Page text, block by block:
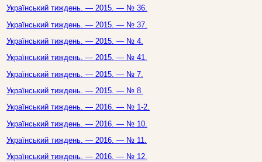
Український тиждень. — 2015. — № 36.
Український тиждень. — 2015. — № 37.
Український тиждень. — 2015. — № 4.
Український тиждень. — 2015. — № 41.
Український тиждень. — 2015. — № 7.
Український тиждень. — 2015. — № 8.
Український тиждень. — 2016. — № 1-2.
Український тиждень. — 2016. — № 10.
Український тиждень. — 2016. — № 11.
Український тиждень. — 2016. — № 12.